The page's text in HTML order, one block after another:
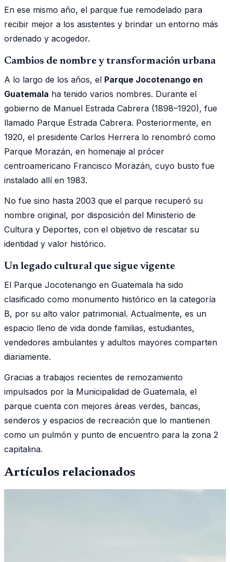
En ese mismo año, el parque fue remodelado para
recibir mejor a los asistentes y brindar un entorno más
ordenado y acogedor.
Cambios de nombre y transformación urbana
A lo largo de los años, el Parque Jocotenango en
Guatemala ha tenido varios nombres. Durante el
gobierno de Manuel Estrada Cabrera (1898–1920), fue
llamado Parque Estrada Cabrera. Posteriormente, en
1920, el presidente Carlos Herrera lo renombró como
Parque Morazán, en homenaje al prócer
centroamericano Francisco Morazán, cuyo busto fue
instalado allí en 1983.
No fue sino hasta 2003 que el parque recuperó su
nombre original, por disposición del Ministerio de
Cultura y Deportes, con el objetivo de rescatar su
identidad y valor histórico.
Un legado cultural que sigue vigente
El Parque Jocotenango en Guatemala ha sido
clasificado como monumento histórico en la categoría
B, por su alto valor patrimonial. Actualmente, es un
espacio lleno de vida donde familias, estudiantes,
vendedores ambulantes y adultos mayores comparten
diariamente.
Gracias a trabajos recientes de remozamiento
impulsados por la Municipalidad de Guatemala, el
parque cuenta con mejores áreas verdes, bancas,
senderos y espacios de recreación que lo mantienen
como un pulmón y punto de encuentro para la zona 2
capitalina.
Artículos relacionados